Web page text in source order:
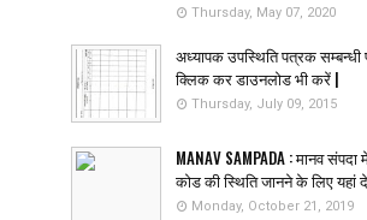
Thursday, May 07, 2020
अध्यापक उपस्थिति पत्रक
क्लिक कर डाउनलोड भी करें |
Thursday, July 09, 2015
MANAV SAMPADA : मानव संपदा
कोड की स्थिति जानने के लिए यहां
Monday, October 21, 2019